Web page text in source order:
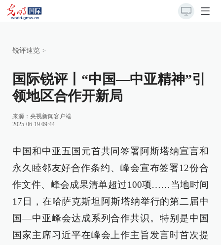
锐评速览 >
国际锐评丨“中国—中亚精神”引
领地区合作开新局
来源：央视新闻客户端
2025-06-19 09:44
中国和中亚五国元首共同签署阿斯塔纳宣言和
永久睦邻友好合作条约、峰会宣布签署12份合
作文件、峰会成果清单超过100项……当地时间
17日，在哈萨克斯坦阿斯塔纳举行的第二届中
国—中亚峰会达成系列合作共识。特别是中国
国家主席习近平在峰会上作主旨发言时首次提